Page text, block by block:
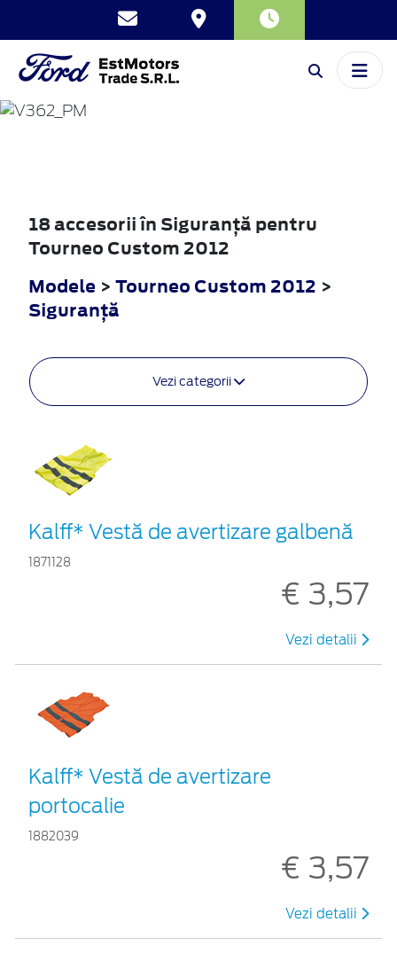
TOURNEO
CUSTOM
18 accesorii în Siguranţă pentru
Tourneo Custom 2012
Modele > Tourneo Custom 2012 >
Siguranţă
Vezi categorii
Kalff* Vestă de avertizare galbenă
1871128
€ 3,57
Vezi detalii
Kalff* Vestă de avertizare
portocalie
1882039
€ 3,57
Vezi detalii